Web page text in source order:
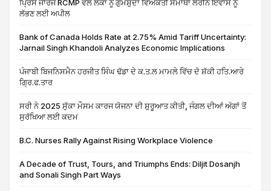
ਪ੍ਰਿੰਸ ਜਾਰਜ RCMP ਵੱਲੋਂ ਲੋਕਾਂ ਨੂੰ ਗੁੰਮਸ਼ੁਦਾ ਵਿਅਕਤੀ ਸਮਾਂਥਾ ਲੋਰੀਨ ਇਵਾਂਸ ਨੂੰ
ਲੱਭਣ ਲਈ ਅਪੀਲ
Bank of Canada Holds Rate at 2.75% Amid Tariff Uncertainty:
Jarnail Singh Khandoli Analyzes Economic Implications
ਪੰਜਾਬੀ ਬਿਜਨਿਸਮੈਨ ਹਰਜੀਤ ਸਿੰਘ ਢੱਡਾ ਦੇ ਕ.ਤ.ਲ ਮਾਮਲੇ ਵਿੱਚ ਦੋ ਸ਼ੱਕੀ ਹਤਿ.ਆਰੇ
ਗ੍ਰਿ.ਫ.ਤਾਰ
ਸਰੀ ਨੇ 2025 ਸੁੱਕਾ ਮੌਸਮ ਕਾਰਜ ਯੋਜਨਾ ਦੀ ਸ਼ੁਰੂਆਤ ਕੀਤੀ, ਜੰਗਲ ਦੀਆਂ ਅੱਗਾਂ ਤੋਂ
ਸੁਰੱਖਿਆ ਲਈ ਕਦਮ
B.C. Nurses Rally Against Rising Workplace Violence
A Decade of Trust, Tours, and Triumphs Ends: Diljit Dosanjh
and Sonali Singh Part Ways